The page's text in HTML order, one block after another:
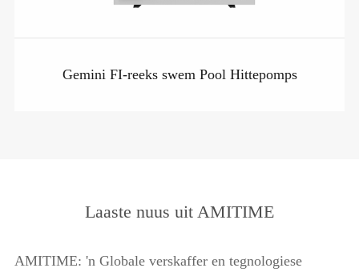
Gemini FI-reeks swem Pool Hittepomps
Laaste nuus uit AMITIME
AMITIME: 'n Globale verskaffer en tegnologiese